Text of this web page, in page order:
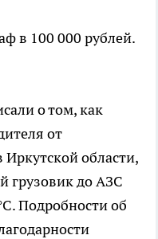
в 100 000 рублей.
о том, как
от
Иркутской области,
грузовик до АЗС
Подробности об